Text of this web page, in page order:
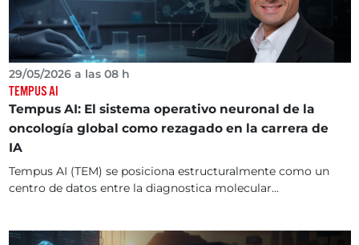
29/05/2026 a las 08 h
TEMPUS AI
Tempus AI: El sistema operativo neuronal de la
oncología global como rezagado en la carrera de
IA
Tempus AI (TEM) se posiciona estructuralmente como un
centro de datos entre la diagnostica molecular...